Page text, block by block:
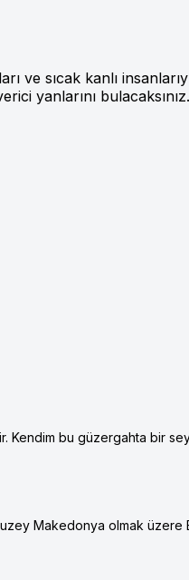
sıcak kanlı
yanlarını
bu güzergahta bir
Makedonya olmak